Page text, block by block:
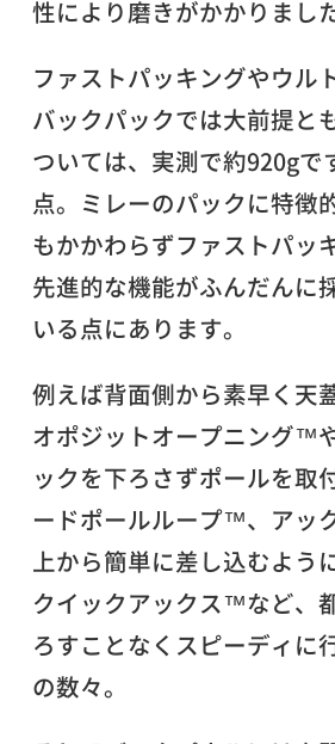
性により磨きがかかりました
ファストパッキングやウル
バックパックでは大前提と
ついては、実測で約920gで
点。ミレーのパックに特徴
もかかわらずファストパッ
先進的な機能がふんだんに
いる点にあります。
例えば背面側から素早く天
オポジットオープニング™
ックを下ろさずポールを取
ードポールループ™、アッ
上から簡単に差し込むよう
クイックアックス™など、
ろすことなくスピーディに
の数々。